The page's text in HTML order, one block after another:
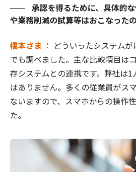
承認を得るために、具体的
や業務削減の試算等はおこなった
橋本さま ： どういったシステム
でも調べました。主な比較項目は
存システムとの連携です。弊社は1
はありません。多くの従業員がス
ないますので、スマホからの操作
た。